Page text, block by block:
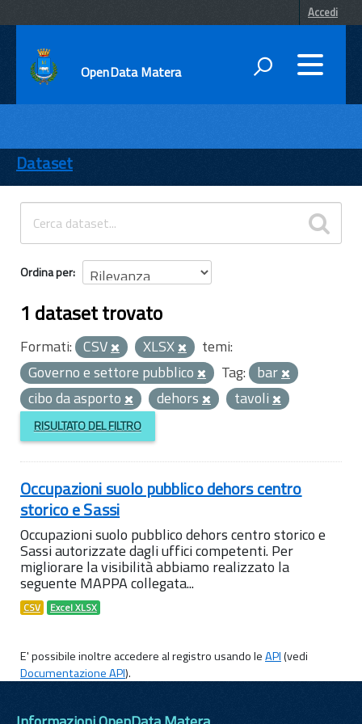
Accedi
OpenData Matera
ENTI
TEMI
INFORMAZIONI
Dataset
Ordina per
1 dataset trovato
Formati: CSV XLSX
temi:
Governo e settore pubblico
Tag: bar
cibo da asporto
dehors tavoli
RISULTATO DEL FILTRO
Occupazioni suolo pubblico dehors centro
storico e Sassi
Occupazioni suolo pubblico dehors centro storico e
Sassi autorizzate dagli uffici competenti. Per
migliorare la visibilità abbiamo realizzato la
seguente MAPPA collegata...
CSV Excel XLSX
E' possibile inoltre accedere al registro usando leAPI(vedi
Documentazione API).